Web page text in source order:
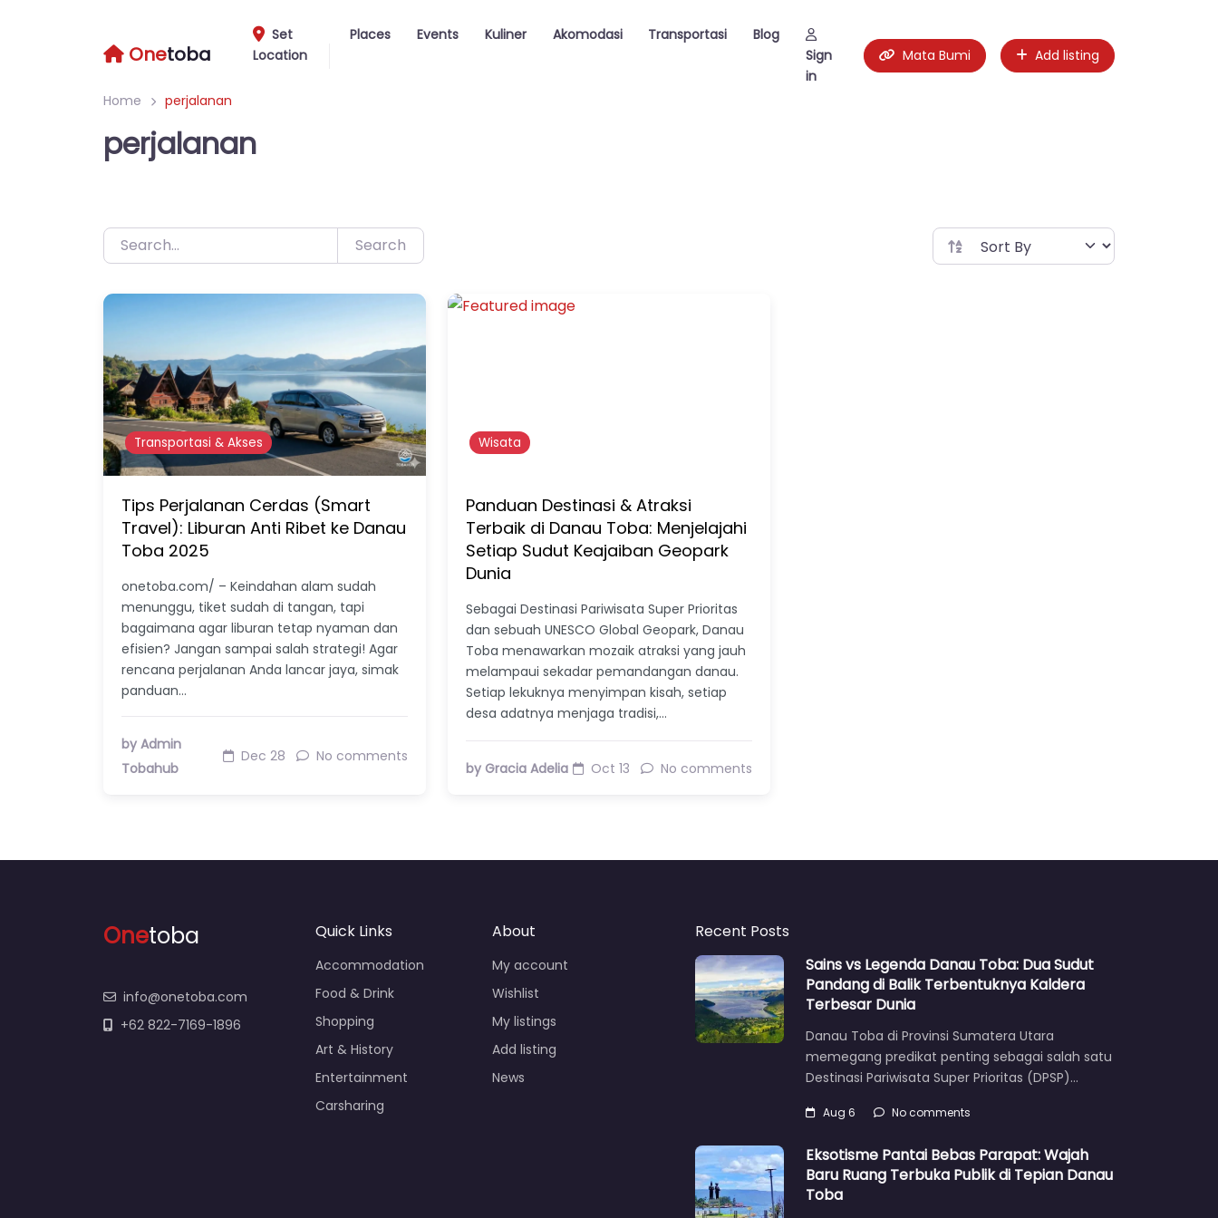
Onetoba
Set
Location
Places Events Kuliner Akomodasi Transportasi
Blog
Sign
in
Mata Bumi Add listing
Home perjalanan
perjalanan
Search
Transportasi & Akses
Tips Perjalanan Cerdas (Smart
Travel): Liburan Anti Ribet ke Danau
Toba 2025
onetoba.com/ – Keindahan alam sudah
menunggu, tiket sudah di tangan, tapi
bagaimana agar liburan tetap nyaman dan
efisien? Jangan sampai salah strategi! Agar
rencana perjalanan Anda lancar jaya, simak
panduan…
by Admin
Tobahub
Dec 28 No comments
Wisata
Panduan Destinasi & Atraksi
Terbaik di Danau Toba: Menjelajahi
Setiap Sudut Keajaiban Geopark
Dunia
Sebagai Destinasi Pariwisata Super Prioritas
dan sebuah UNESCO Global Geopark, Danau
Toba menawarkan mozaik atraksi yang jauh
melampaui sekadar pemandangan danau.
Setiap lekuknya menyimpan kisah, setiap
desa adatnya menjaga tradisi,…
by Gracia Adelia Oct 13 No comments
Onetoba
info@onetoba.com
+62 822-7169-1896
Quick Links
Accommodation
Food & Drink
Shopping
Art & History
Entertainment
Carsharing
About
My account
Wishlist
My listings
Add listing
News
Recent Posts
Sains vs Legenda Danau Toba: Dua Sudut
Pandang di Balik Terbentuknya Kaldera
Terbesar Dunia
Danau Toba di Provinsi Sumatera Utara
memegang predikat penting sebagai salah satu
Destinasi Pariwisata Super Prioritas (DPSP)…
Aug 6 No comments
Eksotisme Pantai Bebas Parapat: Wajah
Baru Ruang Terbuka Publik di Tepian Danau
Toba